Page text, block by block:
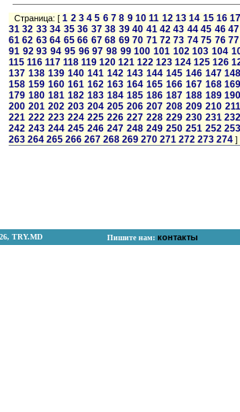
Страница: [1 2 3 4 5 6 7 8 9 10 11 12 13 14 15 16
31 32 33 34 35 36 37 38 39 40 41 42 43 44 45 46 47
61 62 63 64 65 66 67 68 69 70 71 72 73 74 75 76 77
91 92 93 94 95 96 97 98 99 100 101 102 103 104
115 116 117 118 119 120 121 122 123 124 125 126
137 138 139 140 141 142 143 144 145 146 147
158 159 160 161 162 163 164 165 166 167 168
179 180 181 182 183 184 185 186 187 188 189
200 201 202 203 204 205 206 207 208 209 210 211
221 222 223 224 225 226 227 228 229 230 231
242 243 244 245 246 247 248 249 250 251 252
263 264 265 266 267 268 269 270 271 272 273 274 ]
TRY.MD Пишите нам: контакты